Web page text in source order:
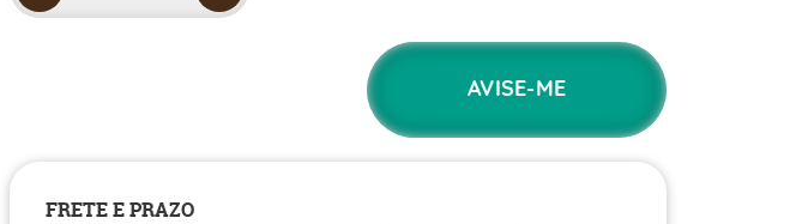
AVISE-ME
FRETE E PRAZO